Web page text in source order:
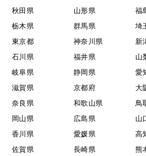
秋田県
山形県 福
栃木県
群馬県 埼
東京都
神奈川県 新
石川県
福井県 山
岐阜県
静岡県 愛
滋賀県
京都府 大
奈良県
和歌山県 鳥
岡山県
広島県 山
香川県
愛媛県 高
佐賀県
長崎県 熊